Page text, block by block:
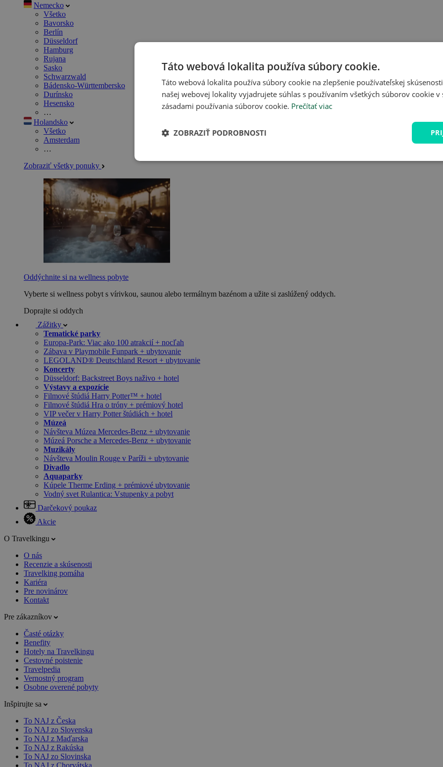
Nemecko
Všetko
Bavorsko
Berlín
Düsseldorf
Hamburg
Rujana
Sasko
Schwarzwald
Bádensko-Württembersko
Durínsko
Hesensko
…
Holandsko
Všetko
Amsterdam
…
Zobraziť všetky ponuky
Oddýchnite si na wellness pobyte
Vyberte si wellness pobyt s vírivkou, saunou alebo termálnym bazénom a užite si zaslúžený oddych.
Doprajte si oddych
Zážitky
Tematické parky
Europa-Park: Viac ako 100 atrakcií + nocľah
Zábava v Playmobile Funpark + ubytovanie
LEGOLAND® Deutschland Resort + ubytovanie
Koncerty
Düsseldorf: Backstreet Boys naživo + hotel
Výstavy a expozície
Filmové štúdiá Harry Potter™ + hotel
Filmové štúdiá Hra o tróny + prémiový hotel
VIP večer v Harry Potter štúdiách + hotel
Múzeá
Návšteva Múzea Mercedes-Benz + ubytovanie
Múzeá Porsche a Mercedes-Benz + ubytovanie
Muzikály
Návšteva Moulin Rouge v Paríži + ubytovanie
Divadlo
Aquaparky
Kúpele Therme Erding + prémiové ubytovanie
Vodný svet Rulantica: Vstupenky a pobyt
Darčekový poukaz
Akcie
O Travelkingu
O nás
Recenzie a skúsenosti
Travelking pomáha
Kariéra
Pre novinárov
Kontakt
Pre zákazníkov
Časté otázky
Benefity
Hotely na Travelkingu
Cestovné poistenie
Travelpedia
Vernostný program
Osobne overené pobyty
Inšpirujte sa
To NAJ z Česka
To NAJ zo Slovenska
To NAJ z Maďarska
To NAJ z Rakúska
To NAJ zo Slovinska
To NAJ z Chorvátska
Táto webová lokalita používa súbory cookie.
Táto webová lokalita používa súbory cookie na zlepšenie používateľskej
našej webovej lokality vyjadrujete súhlas s používaním všetkých súborov cookie v
zásadami používania súborov cookie. Prečítať viac
ZOBRAZIŤ PODROBNOSTI